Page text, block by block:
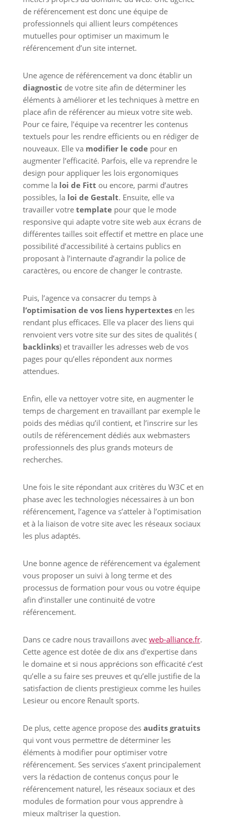
de référencement est donc une équipe de
professionnels qui allient leurs compétences
mutuelles pour optimiser un maximum le
référencement d’un site internet.
Une agence de référencement va donc établir un
diagnostic de votre site afin de déterminer les
éléments à améliorer et les techniques à mettre en
place afin de référencer au mieux votre site web.
Pour ce faire, l’équipe va recentrer les contenus
textuels pour les rendre efficients ou en rédiger de
nouveaux. Elle va modifier le codepour en
augmenter l’efficacité. Parfois, elle va reprendre le
design pour appliquer les lois ergonomiques
comme la loi de Fitt ou encore, parmi d’autres
possibles, la loi de Gestalt. Ensuite, elle va
travailler votre templatepour que le mode
responsive qui adapte votre site web aux écrans de
différentes tailles soit effectif et mettre en place une
possibilité d’accessibilité à certains publics en
proposant à l’internaute d’agrandir la police de
caractères, ou encore de changer le contraste.
Puis, l’agence va consacrer du temps à
l’optimisation de vos liens hypertextesen les
rendant plus efficaces. Elle va placer des liens qui
renvoient vers votre site sur des sites de qualités (
backlinks) et travailler les adresses web de vos
pages pour qu’elles répondent aux normes
attendues.
Enfin, elle va nettoyer votre site, en augmenter le
temps de chargement en travaillant par exemple le
poids des médias qu’il contient, et l’inscrire sur les
outils de référencement dédiés aux webmasters
professionnels des plus grands moteurs de
recherches.
Une fois le site répondant aux critères du W3C et en
phase avec les technologies nécessaires à un bon
référencement, l’agence va s’atteler à l’optimisation
et à la liaison de votre site avec les réseaux sociaux
les plus adaptés.
Une bonne agence de référencement va également
vous proposer un suivi à long terme et des
processus de formation pour vous ou votre équipe
afin d’installer une continuité de votre
référencement.
Dans ce cadre nous travaillons avec web-alliance.fr.
Cette agence est dotée de dix ans d'expertise dans
le domaine et si nous apprécions son efficacité c’est
qu’elle a su faire ses preuves et qu’elle justifie de la
satisfaction de clients prestigieux comme les huiles
Lesieur ou encore Renault sports.
De plus, cette agence propose des audits gratuits
qui vont vous permettre de déterminer les
éléments à modifier pour optimiser votre
référencement. Ses services s’axent principalement
vers la rédaction de contenus conçus pour le
référencement naturel, les réseaux sociaux et des
modules de formation pour vous apprendre à
mieux maîtriser la question.